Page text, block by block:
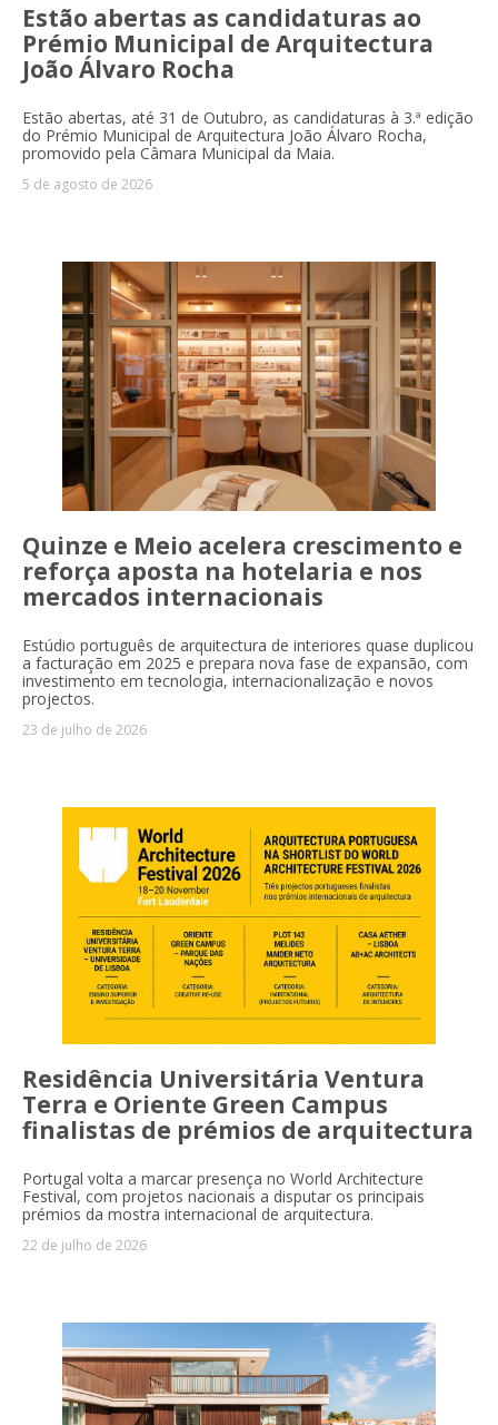
Estão abertas as candidaturas ao
Prémio Municipal de Arquitectura
João Álvaro Rocha
Estão abertas, até 31 de Outubro, as candidaturas à 3.ª edição
do Prémio Municipal de Arquitectura João Álvaro Rocha,
promovido pela Câmara Municipal da Maia.
5 de agosto de 2026
Quinze e Meio acelera crescimento e
reforça aposta na hotelaria e nos
mercados internacionais
Estúdio português de arquitectura de interiores quase duplicou
a facturação em 2025 e prepara nova fase de expansão, com
investimento em tecnologia, internacionalização e novos
projectos.
23 de julho de 2026
Residência Universitária Ventura
Terra e Oriente Green Campus
finalistas de prémios de arquitectura
Portugal volta a marcar presença no World Architecture
Festival, com projetos nacionais a disputar os principais
prémios da mostra internacional de arquitectura.
22 de julho de 2026